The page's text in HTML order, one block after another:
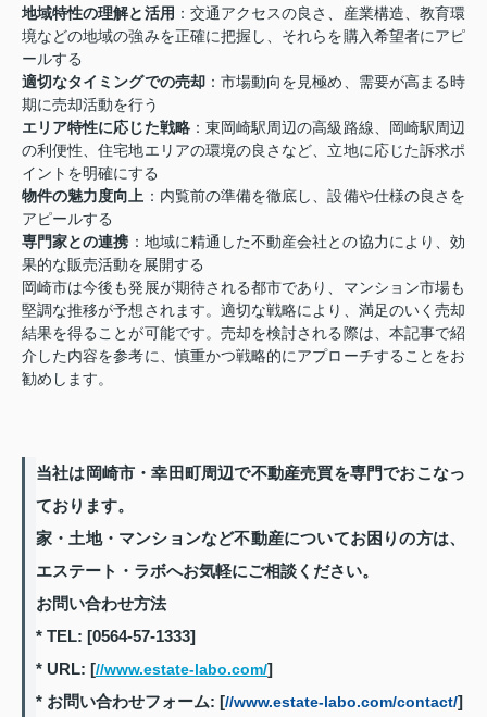
地域特性の理解と活用 ：交通アクセスの良さ、産業構造、教育環
境などの地域の強みを正確に把握し、それらを購入希望者にアピ
ールする
適切なタイミングでの売却 ：市場動向を見極め、需要が高まる時
期に売却活動を行う
エリア特性に応じた戦略：東岡崎駅周辺の高級路線、岡崎駅周辺
の利便性、住宅地エリアの環境の良さなど、立地に応じた訴求ポ
イントを明確にする
物件の魅力度向上 ：内覧前の準備を徹底し、設備や仕様の良さを
アピールする
専門家との連携 ：地域に精通した不動産会社との協力により、効
果的な販売活動を展開する
岡崎市は今後も発展が期待される都市であり、マンション市場も
堅調な推移が予想されます。適切な戦略により、満足のいく売却
結果を得ることが可能です。売却を検討される際は、本記事で紹
介した内容を参考に、慎重かつ戦略的にアプローチすることをお
勧めします。
当社は岡崎市・幸田町周辺で不動産売買を専門でおこなっ
ております。
家・土地・マンションなど不動産についてお困りの方は、
エステート・ラボへお気軽にご相談ください。
お問い合わせ方法
* TEL: [0564-57-1333]
* URL: [//www.estate-labo.com/]
* お問い合わせフォーム: [//www.estate-labo.com/contact/]